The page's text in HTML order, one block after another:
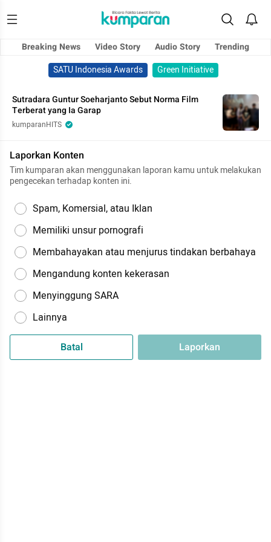
Breaking News Video Story Audio Story
Trending
SATU Indonesia Awards
Green Initiative
Sutradara Guntur Soeharjanto Sebut Norma Film
Terberat yang Ia Garap
kumparanHITS
Laporkan Konten
Tim kumparan akan menggunakan laporan kamu untuk melakukan
pengecekan terhadap konten ini.
Spam, Komersial, atau Iklan
Memiliki unsur pornografi
Membahayakan atau menjurus tindakan berbahaya
Mengandung konten kekerasan
Menyinggung SARA
Lainnya
Batal Laporkan